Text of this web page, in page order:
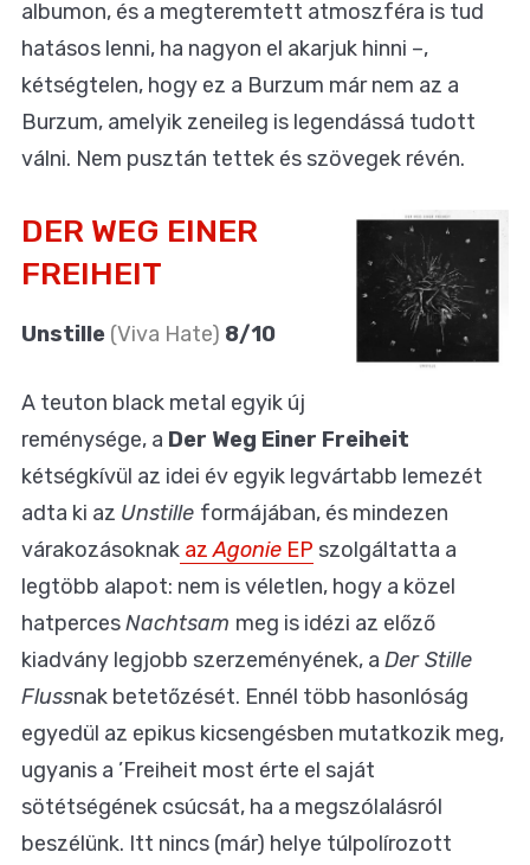
albumon, és a megteremtett atmoszféra is tud
hatásos lenni, ha nagyon el akarjuk hinni –,
kétségtelen, hogy ez a Burzum már nem az a
Burzum, amelyik zeneileg is legendássá tudott
válni. Nem pusztán tettek és szövegek révén.
DER WEG EINER
FREIHEIT
Unstille (Viva Hate) 8/10
A teuton black metal egyik új
reménysége, a Der Weg Einer Freiheit
kétségkívül az idei év egyik legvártabb lemezét
adta ki az Unstille formájában, és mindezen
várakozásoknak azAgonie EP szolgáltatta a
legtöbb alapot: nem is véletlen, hogy a közel
hatpercesNachtsam meg is idézi az előző
kiadvány legjobb szerzeményének, a Der Stille
Flussnak betetőzését. Ennél több hasonlóság
egyedül az epikus kicsengésben mutatkozik meg,
ugyanis a ’Freiheit most érte el saját
sötétségének csúcsát, ha a megszólalásról
beszélünk. Itt nincs (már) helye túlpolírozott